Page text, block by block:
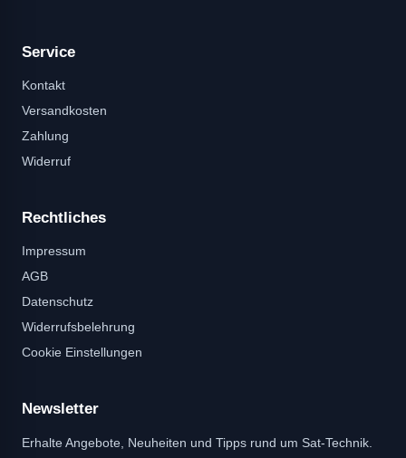
Service
Kontakt
Versandkosten
Zahlung
Widerruf
Rechtliches
Impressum
AGB
Datenschutz
Widerrufsbelehrung
Cookie Einstellungen
Newsletter
Erhalte Angebote, Neuheiten und Tipps rund um Sat-Technik.